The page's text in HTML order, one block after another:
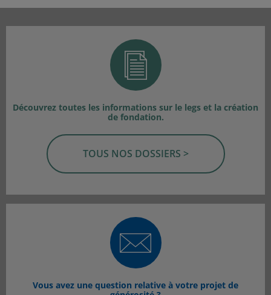
Découvrez toutes les informations sur le legs et la création
de fondation.
TOUS NOS DOSSIERS >
Vous avez une question relative à votre projet de